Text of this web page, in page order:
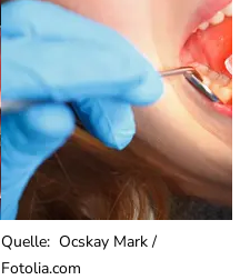
Quelle: Ocskay Mark /
Fotolia.com